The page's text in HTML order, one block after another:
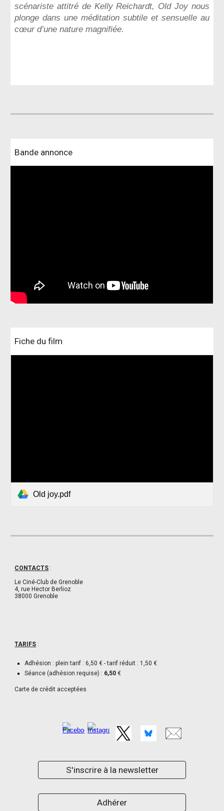
scénariste attitré de Kelly Reichardt, Old Joy nous
plonge dans une méditation subtile et sensuelle au
cœur d’une nature magnifiée.
Bande annonce
Fiche du film
Old joy.pdf
CONTACTS :
Le Ciné-Club de Grenoble
4, rue Hector Berlioz
38000 Grenoble
TARIFS :
Adhésion : plein tarif : 6,50 € - tarif réduit : 1,50 €
Séance (adhésion requise) : 6,50€
Carte de crédit acceptées
S'inscrire à la newsletter
Adhérer